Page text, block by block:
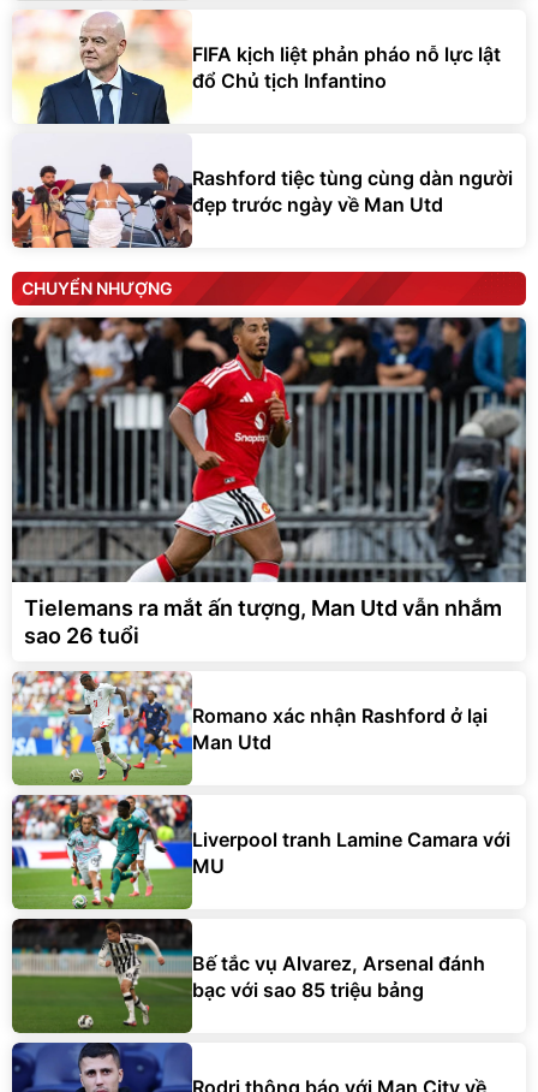
FIFA kịch liệt phản pháo nỗ lực lật
đổ Chủ tịch Infantino
Rashford tiệc tùng cùng dàn người
đẹp trước ngày về Man Utd
CHUYỂN NHƯỢNG
Tielemans ra mắt ấn tượng, Man Utd vẫn nhắm
sao 26 tuổi
Romano xác nhận Rashford ở lại
Man Utd
Liverpool tranh Lamine Camara với
MU
Bế tắc vụ Alvarez, Arsenal đánh
bạc với sao 85 triệu bảng
Rodri thông báo với Man City về